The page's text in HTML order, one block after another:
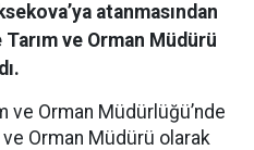
atanmasından
ve Orman Müdürü
ve Orman Müdürlüğü’nde
Orman Müdürü olarak